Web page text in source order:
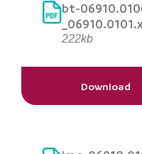
bt-
222kb
Download